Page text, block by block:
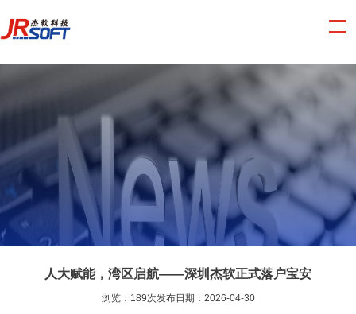
人大赋能，湾区启航——深圳杰软正式落户宝安
浏览：189次发布日期：2026-04-30